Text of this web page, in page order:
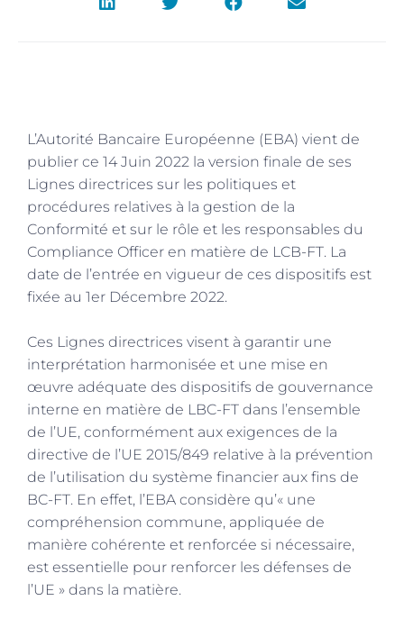
L’Autorité Bancaire Européenne (EBA) vient de
publier ce 14 Juin 2022 la version finale de ses
Lignes directrices sur les politiques et
procédures relatives à la gestion de la
Conformité et sur le rôle et les responsables du
Compliance Officer en matière de LCB-FT. La
date de l’entrée en vigueur de ces dispositifs est
fixée au 1er Décembre 2022.
Ces Lignes directrices visent à garantir une
interprétation harmonisée et une mise en
œuvre adéquate des dispositifs de gouvernance
interne en matière de LBC-FT dans l’ensemble
de l’UE, conformément aux exigences de la
directive de l’UE 2015/849 relative à la prévention
de l’utilisation du système financier aux fins de
BC-FT. En effet, l’EBA considère qu’« une
compréhension commune, appliquée de
manière cohérente et renforcée si nécessaire,
est essentielle pour renforcer les défenses de
l’UE » dans la matière.